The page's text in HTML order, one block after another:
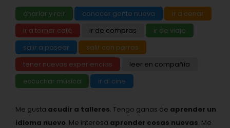
charlar y reir conocer gente nueva
ir a cenar
ir a tomar café
ir de compras
ir de viaje
salir a pasear
salir con perros
tener nuevas experiencias
leer en compañía
escuchar música
ir al cine
Me gusta acudir a talleres. Tengo ganas de aprender un
idioma nuevo. Me interesa aprender cosas nuevas. Me